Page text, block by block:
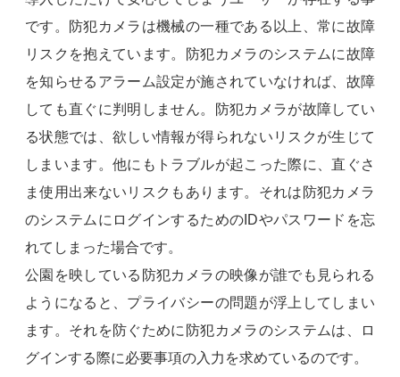
です。防犯カメラは機械の一種である以上、常に故障
リスクを抱えています。防犯カメラのシステムに故障
を知らせるアラーム設定が施されていなければ、故障
しても直ぐに判明しません。防犯カメラが故障してい
る状態では、欲しい情報が得られないリスクが生じて
しまいます。他にもトラブルが起こった際に、直ぐさ
ま使用出来ないリスクもあります。それは防犯カメラ
のシステムにログインするためのIDやパスワードを忘
れてしまった場合です。
公園を映している防犯カメラの映像が誰でも見られる
ようになると、プライバシーの問題が浮上してしまい
ます。それを防ぐために防犯カメラのシステムは、ロ
グインする際に必要事項の入力を求めているのです。